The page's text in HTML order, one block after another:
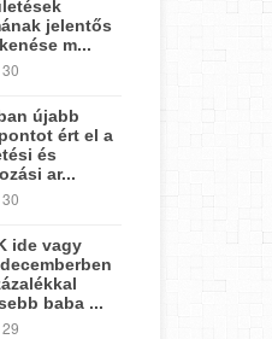
jelentős
m...
újabb
ért el a
és
ar...
ide vagy
baba ...